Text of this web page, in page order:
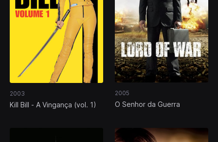
2003
Kill Bill - A Vingança (vol. 1)
2005
O Senhor da Guerra